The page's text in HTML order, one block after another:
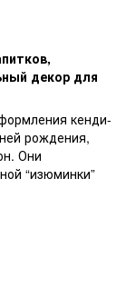
декор для
кенди-
рождения,
Они
“изюминки”